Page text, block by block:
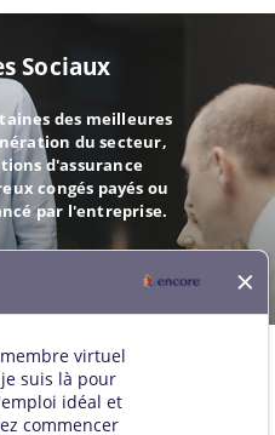
Sociaux
des meilleures
du secteur,
d'assurance
congés payés ou
par l'entreprise.
les marques de tiers restent